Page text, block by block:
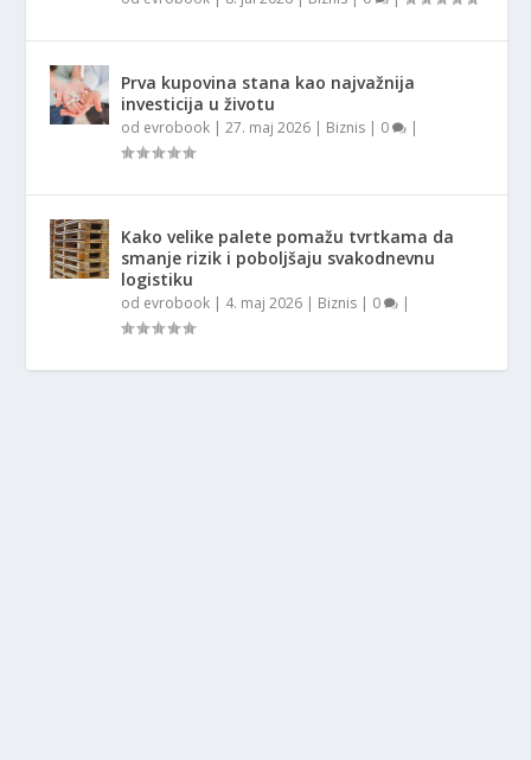
Prva kupovina stana kao najvažnija
investicija u životu
od evrobook |27. maj 2026 | Biznis | 0 |
Kako velike palete pomažu tvrtkama da
smanje rizik i poboljšaju svakodnevnu
logistiku
od evrobook | 4. maj 2026 | Biznis | 0 |